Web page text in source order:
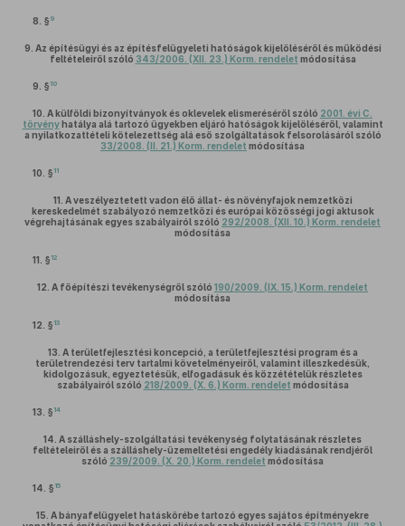
8. § 9
9. Az építésügyi és az építésfelügyeleti hatóságok kijelöléséről és működési
feltételeiről szóló 343/2006. (XII. 23.) Korm. rendelet módosítása
9. § 10
10. A külföldi bizonyítványok és oklevelek elismeréséről szóló 2001. évi C.
törvényhatálya alá tartozó ügyekben eljáró hatóságok kijelöléséről, valamint
a nyilatkozattételi kötelezettség alá eső szolgáltatások felsorolásáról szóló
33/2008. (II. 21.) Korm. rendelet módosítása
10. § 11
11. A veszélyeztetett vadon élő állat- és növényfajok nemzetközi
kereskedelmét szabályozó nemzetközi és európai közösségi jogi aktusok
végrehajtásának egyes szabályairól szóló 292/2008. (XII. 10.) Korm. rendelet
módosítása
11. § 12
12. A főépítészi tevékenységről szóló 190/2009. (IX. 15.) Korm. rendelet
módosítása
12. § 13
13. A területfejlesztési koncepció, a területfejlesztési program és a
területrendezési terv tartalmi követelményeiről, valamint illeszkedésük,
kidolgozásuk, egyeztetésük, elfogadásuk és közzétételük részletes
szabályairól szóló 218/2009. (X. 6.) Korm. rendelet módosítása
13. § 14
14. A szálláshely-szolgáltatási tevékenység folytatásának részletes
feltételeiről és a szálláshely-üzemeltetési engedély kiadásának rendjéről
szóló 239/2009. (X. 20.) Korm. rendelet módosítása
14. § 15
15. A bányafelügyelet hatáskörébe tartozó egyes sajátos építményekre